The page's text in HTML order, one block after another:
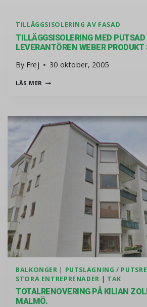
TILLÄGGSISOLERING AV FASAD
TILLÄGGSISOLERING MED PUTSAD
LEVERANTÖREN WEBER
By Frej 30 oktober, 2005
LÄS MER TILLÄGGSISOLERING MED
BALKONGER | PUTSLAGNING /
STORA ENTREPRENADER | TAK
TOTALRENOVERING PÅ KILIAN
MALMÖ.